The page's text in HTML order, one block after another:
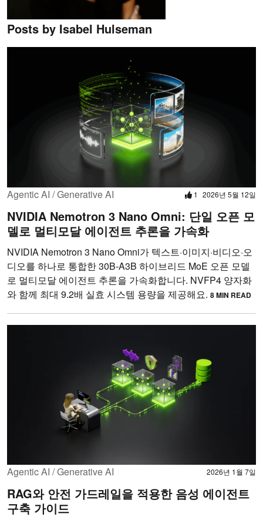
Posts by Isabel Hulseman
Agentic AI / Generative AI 1 2026년 5월 12일
NVIDIA Nemotron 3 Nano Omni: 단일 오픈 모
델로 멀티모달 에이전트 추론을 가속화
NVIDIA Nemotron 3 Nano Omni가 텍스트·이미지·비디오·오
디오를 하나로 통합한 30B-A3B 하이브리드 MoE 오픈 모델
로 멀티모달 에이전트 추론을 가속화합니다. NVFP4 양자화
와 함께 최대 9.2배 실효 시스템 용량을 제공해요. 8 MIN READ
Agentic AI / Generative AI 2026년 1월 7일
RAG와 안전 가드레일을 적용한 음성 에이전트
구축 가이드